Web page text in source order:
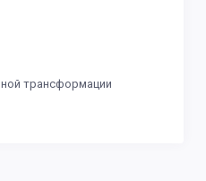
трансформации